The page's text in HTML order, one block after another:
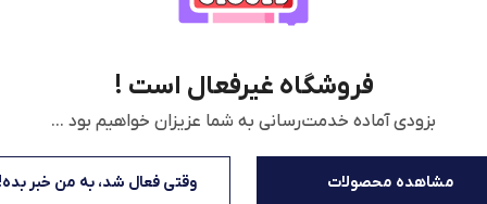
فروشگاه غیرفعال است !
بزودی آماده خدمت‌رسانی به شما عزیزان خواهیم بود ...
مشاهده محصولات وقتی فعال شد، به من خبر بده!